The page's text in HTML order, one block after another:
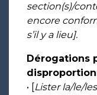
section(s)/
encore
s’il y a lieu].
Dérogations
• [Lister la/le/les